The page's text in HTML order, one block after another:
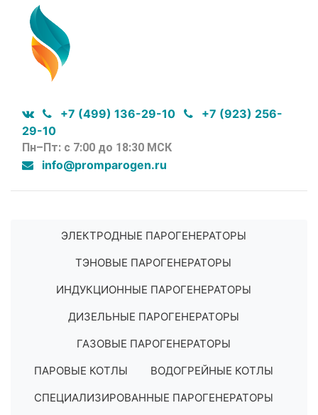
+7 (499) 136-29-10
+7 (923) 256-
29-10
Пн–Пт: с 7:00 до 18:30 МСК
info@promparogen.ru
ЭЛЕКТРОДНЫЕ ПАРОГЕНЕРАТОРЫ
ТЭНОВЫЕ ПАРОГЕНЕРАТОРЫ
ИНДУКЦИОННЫЕ ПАРОГЕНЕРАТОРЫ
ДИЗЕЛЬНЫЕ ПАРОГЕНЕРАТОРЫ
ГАЗОВЫЕ ПАРОГЕНЕРАТОРЫ
ПАРОВЫЕ КОТЛЫ
ВОДОГРЕЙНЫЕ КОТЛЫ
СПЕЦИАЛИЗИРОВАННЫЕ ПАРОГЕНЕРАТОРЫ